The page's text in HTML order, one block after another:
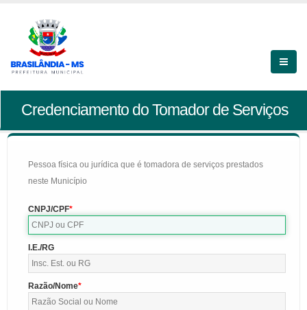
Credenciamento do Tomador de Serviços
Pessoa física ou jurídica que é tomadora de serviços prestados
neste Município
CNPJ/CPF
I.E./RG
Razão/Nome